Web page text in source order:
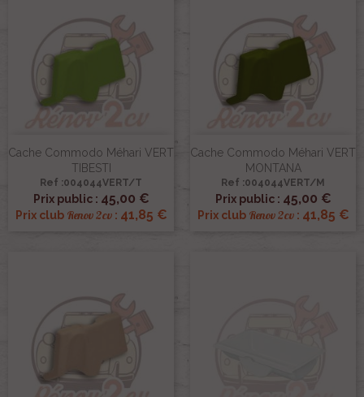
Cache Commodo Méhari VERT
TIBESTI
Ref :004044VERT/T
Prix public : 45,00 €
Prix club Renov 2cv: 41,85 €
Cache Commodo Méhari VERT
MONTANA
Ref :004044VERT/M
Prix public : 45,00 €
Prix club Renov 2cv: 41,85 €